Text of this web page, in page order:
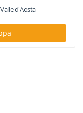
Valle d'Aosta